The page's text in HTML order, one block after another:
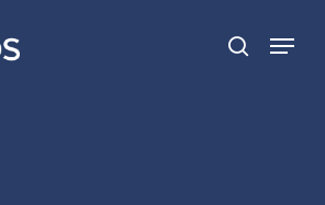
Menu